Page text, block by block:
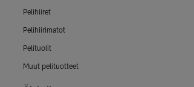
Pelihiiret
Pelihiirimatot
Pelituolit
Muut pelituotteet